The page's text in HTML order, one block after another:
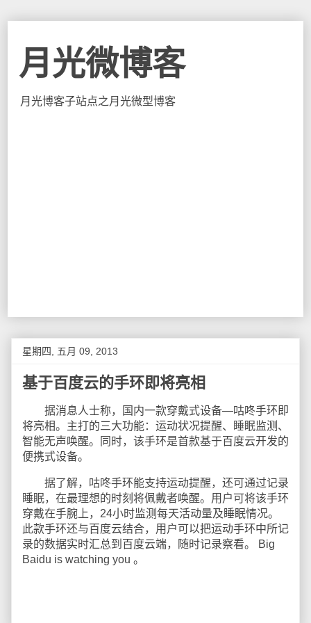
月光微博客
月光博客子站点之月光微型博客
星期四, 五月 09, 2013
基于百度云的手环即将亮相
据消息人士称，国内一款穿戴式设备—咕咚手环即
将亮相。主打的三大功能：运动状况提醒、睡眠监测、
智能无声唤醒。同时，该手环是首款基于百度云开发的
便携式设备。
据了解，咕咚手环能支持运动提醒，还可通过记录
睡眠，在最理想的时刻将佩戴者唤醒。用户可将该手环
穿戴在手腕上，24小时监测每天活动量及睡眠情况。
此款手环还与百度云结合，用户可以把运动手环中所记
录的数据实时汇总到百度云端，随时记录察看。 Big
Baidu is watching you 。